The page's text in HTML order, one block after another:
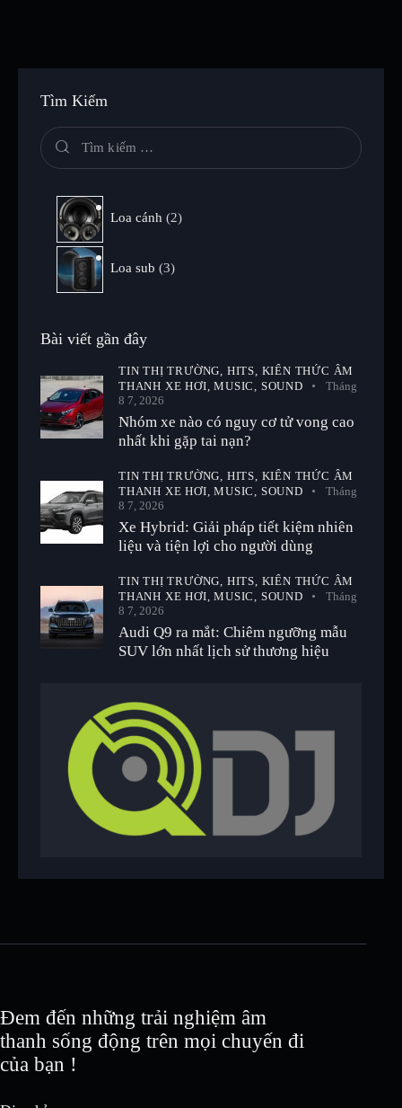
Tìm Kiếm
Loa cánh 2
Loa sub 3
Bài viết gần đây
TIN THỊ TRƯỜNG, HITS, KIẾN THỨC ÂM
THANH XE HƠI,MUSIC, SOUND
Tháng
8 7, 2026
Nhóm xe nào có nguy cơ tử vong cao
nhất khi gặp tai nạn?
TIN THỊ TRƯỜNG, HITS, KIẾN THỨC ÂM
THANH XE HƠI,MUSIC, SOUND
Tháng
8 7, 2026
Xe Hybrid: Giải pháp tiết kiệm nhiên
liệu và tiện lợi cho người dùng
TIN THỊ TRƯỜNG, HITS, KIẾN THỨC ÂM
THANH XE HƠI,MUSIC, SOUND
Tháng
8 7, 2026
Audi Q9 ra mắt: Chiêm ngưỡng mẫu
SUV lớn nhất lịch sử thương hiệu
Đem đến những trải nghiệm âm
thanh sống động trên mọi chuyến đi
của bạn !